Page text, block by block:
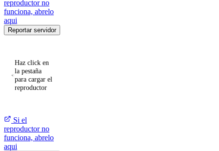
reproductor no
funciona, abrelo
aqui
Reportar servidor
Haz click en
la pestaña
para cargar el
reproductor
Si el
reproductor no
funciona, abrelo
aqui